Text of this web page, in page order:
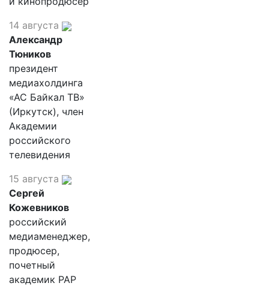
14 августа
Александр
Тюников
президент
медиахолдинга
«АС Байкал ТВ»
(Иркутск), член
Академии
российского
телевидения
15 августа
Сергей
Кожевников
российский
медиаменеджер,
продюсер,
почетный
академик РАР